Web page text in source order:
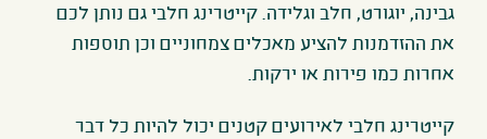
גבינה, יוגורט, חלב וגלידה. קייטרינג חלבי גם נותן לכם
את ההזדמנות להציע מאכלים צמחוניים וכן תוספות
אחרות כמו פירות או ירקות.
קייטרינג חלבי לאירועים קטנים יכול להיות כל דבר